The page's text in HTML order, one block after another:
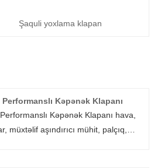
Şaquli yoxlama klapan
Kəpənək Klapanı
Kəpənək Klapanı hava,
müxtəlif aşındırıcı mühit, palçıq,